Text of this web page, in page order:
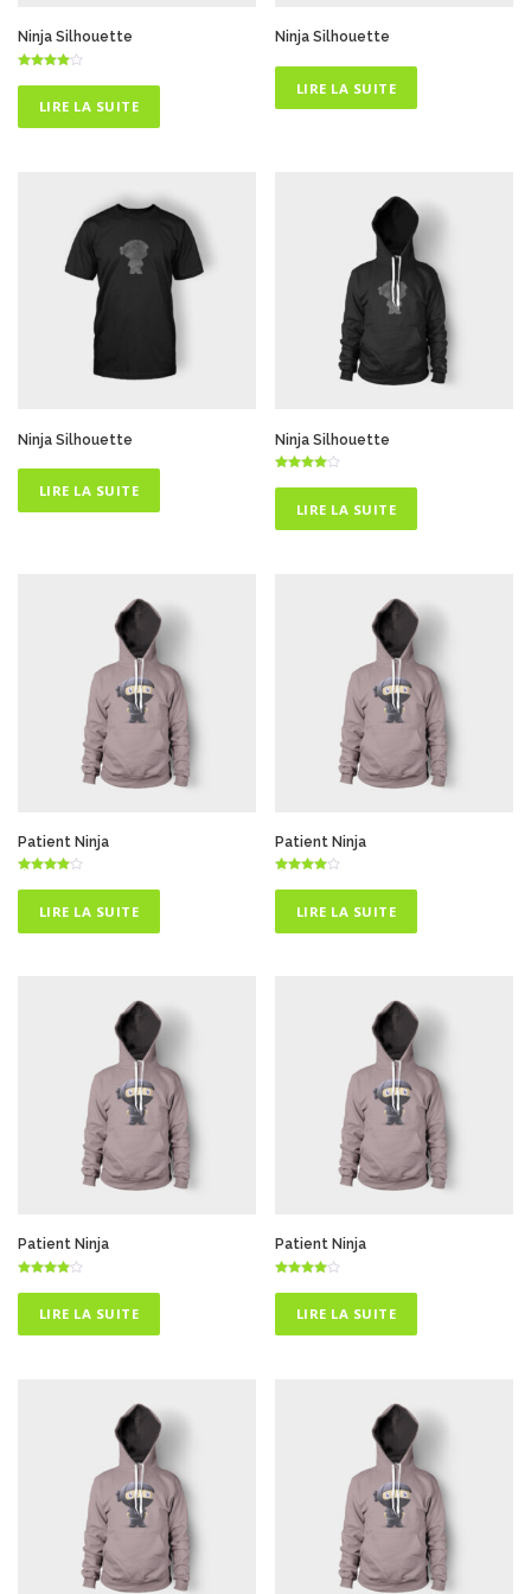
Ninja Silhouette
4.75
sur 5LIRE LA SUITE
Ninja Silhouette
LIRE LA SUITE
Ninja Silhouette
LIRE LA SUITE
Ninja Silhouette
4.75
sur 5LIRE LA SUITE
Patient Ninja
4.50
sur 5LIRE LA SUITE
Patient Ninja
4.50
sur 5LIRE LA SUITE
Patient Ninja
4.50
sur 5LIRE LA SUITE
Patient Ninja
4.50
sur 5LIRE LA SUITE